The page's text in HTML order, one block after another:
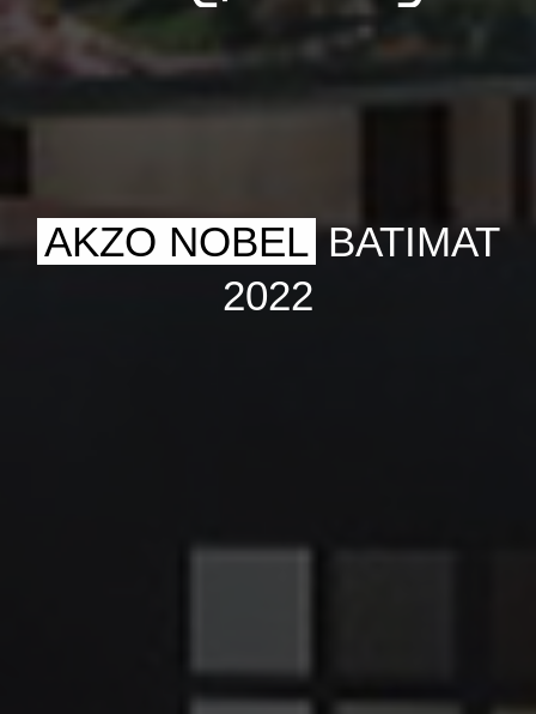
AKZO NOBELBATIMAT
2022